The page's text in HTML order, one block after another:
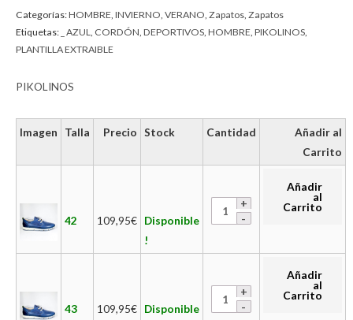
Categorías:HOMBRE INVIERNO VERANO Zapatos Zapatos
Etiquetas: _ AZUL CORDÓN DEPORTIVOS HOMBRE PIKOLINOS
PLANTILLA EXTRAIBLE
PIKOLINOS
Imagen Talla Precio Stock Cantidad
Añadir al
Carrito
42 109,95€ Disponible
!
Añadir
al
Carrito
43 109,95€ Disponible
Añadir
al
Carrito